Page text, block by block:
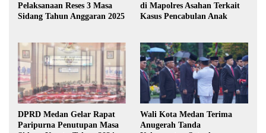
Pelaksanaan Reses 3 Masa
Sidang Tahun Anggaran 2025
di Mapolres Asahan Terkait
Kasus Pencabulan Anak
DPRD Medan Gelar Rapat
Paripurna Penutupan Masa
Wali Kota Medan Terima
Anugerah Tanda